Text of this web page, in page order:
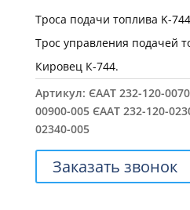
Троса подачи топлива K-744
Трос управления подачей
Кировец К-744.
Артикул: ЄААТ 232-120-
00900-005 ЄААТ 232-120-
02340-005
Заказать звонок